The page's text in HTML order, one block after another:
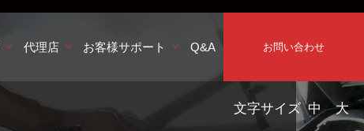
代理店 お客様サポート Q&A お問い合わせ
文字サイズ 中 大